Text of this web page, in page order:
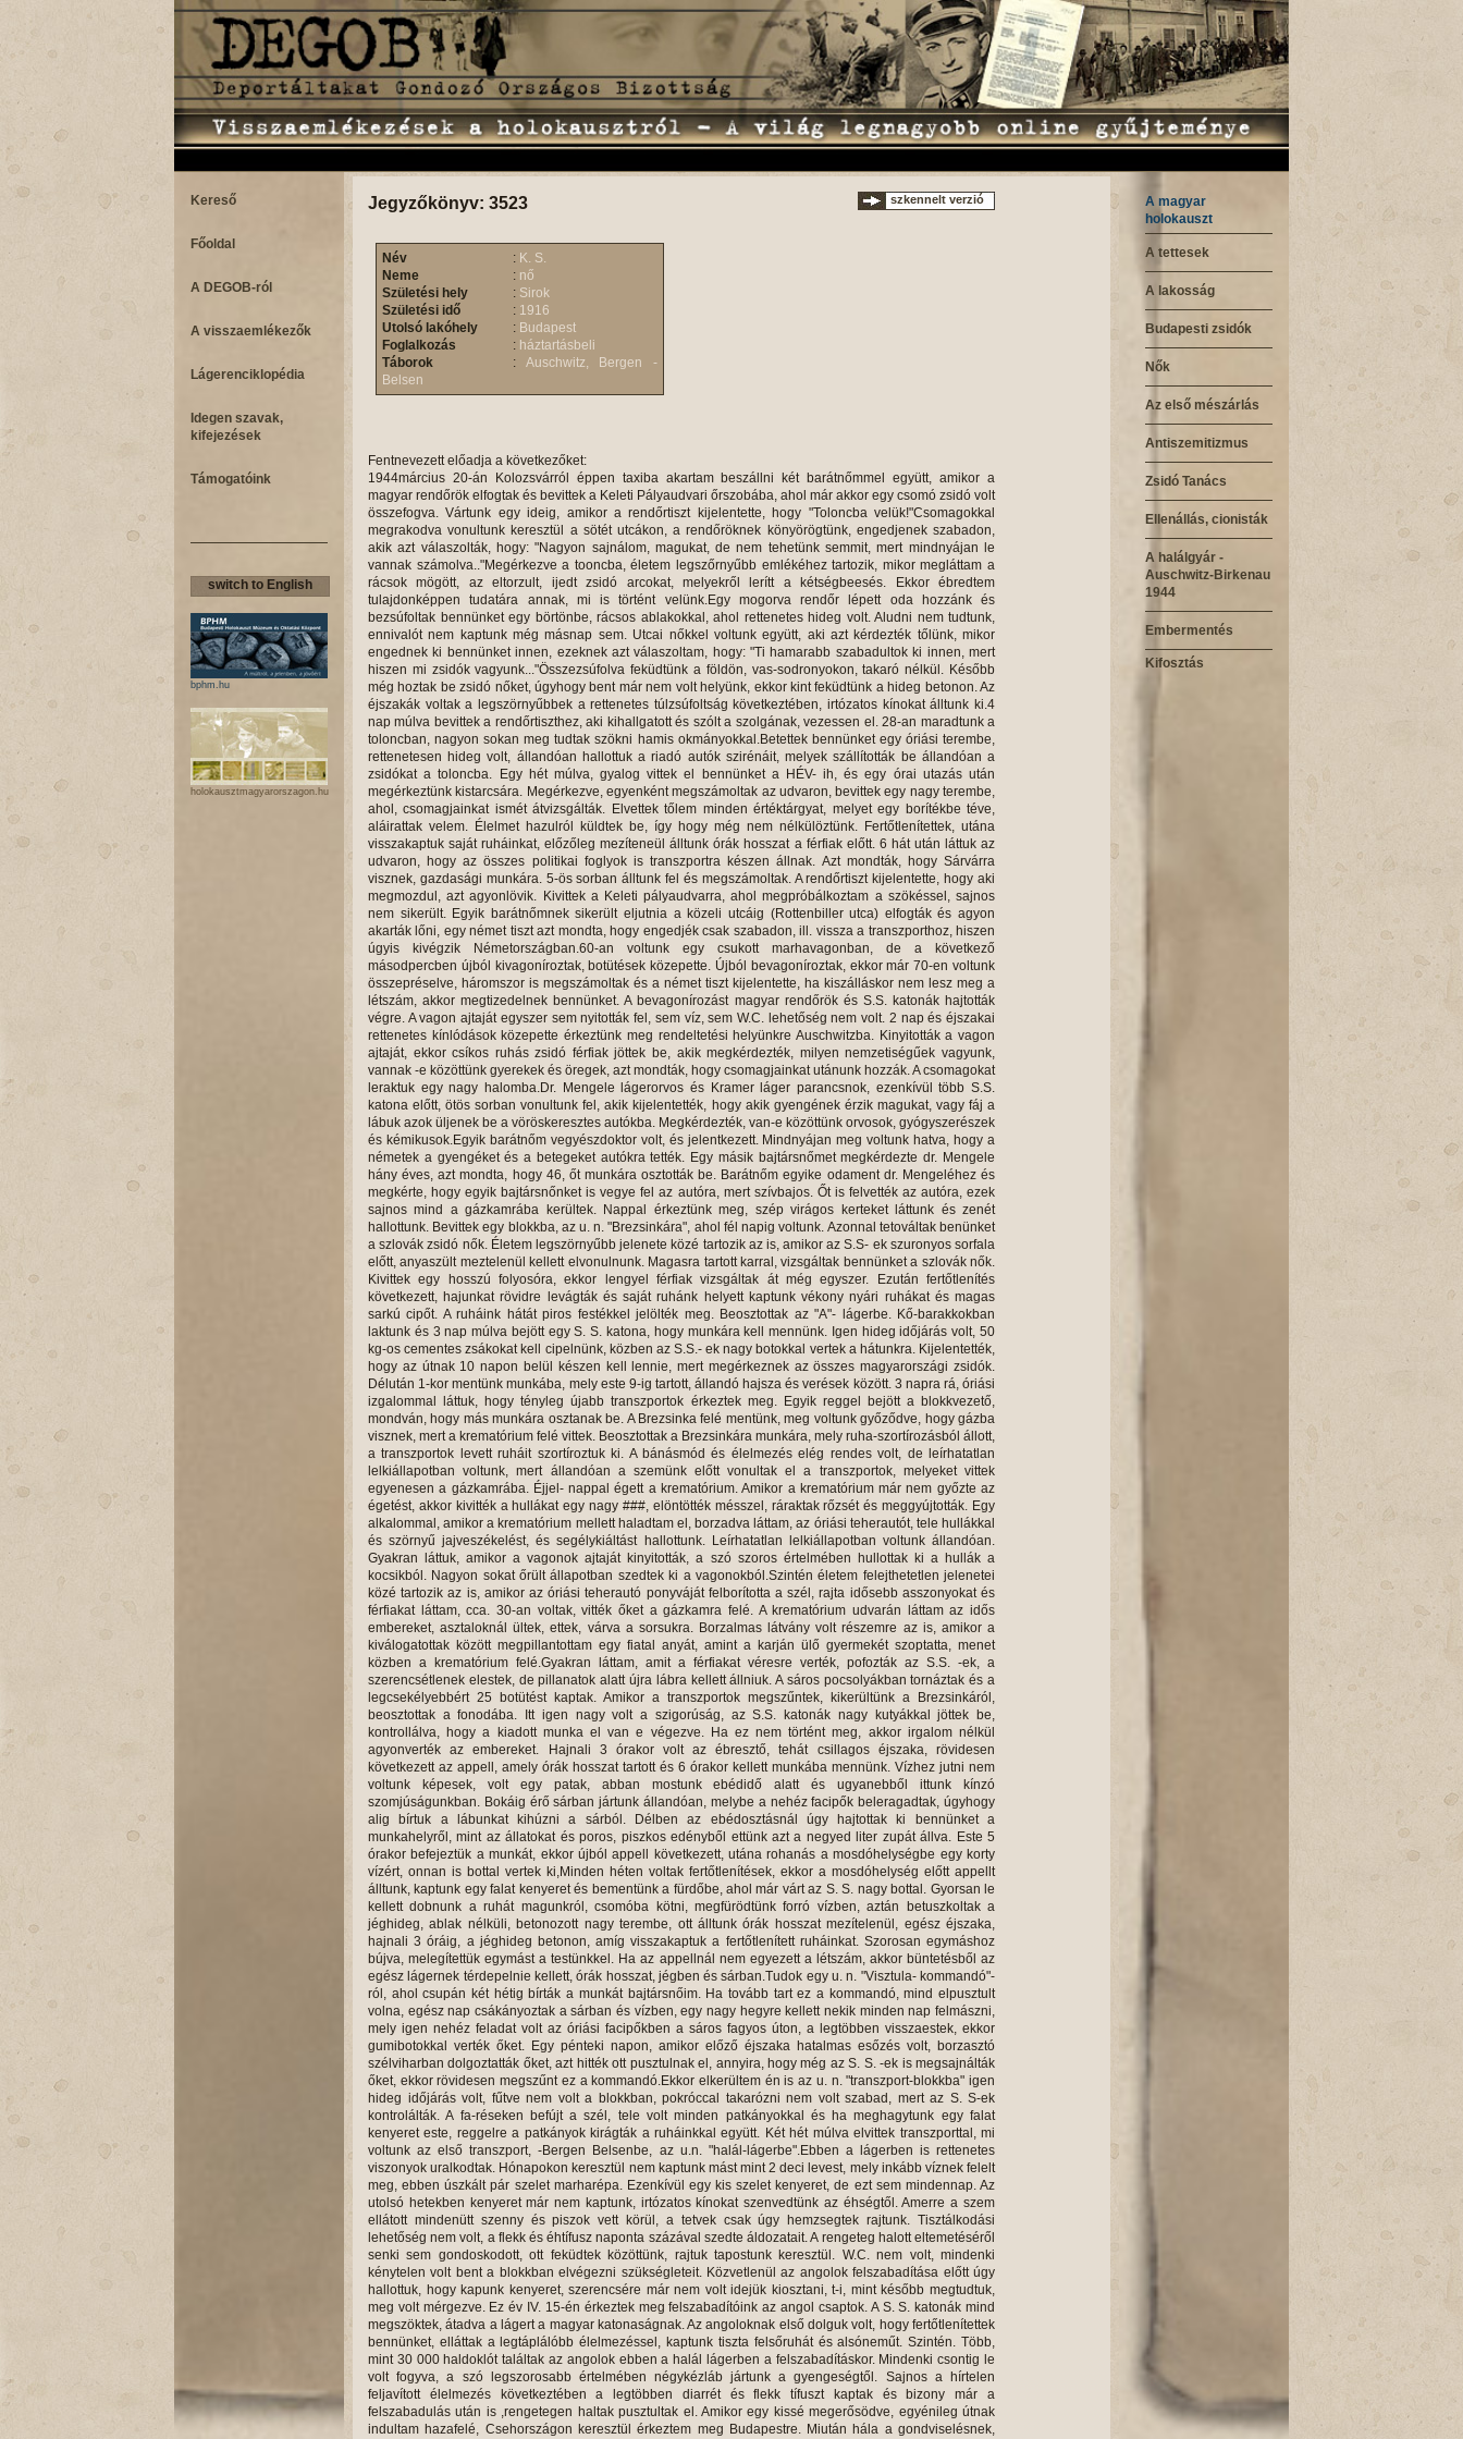
Kereső
Főoldal
A DEGOB-ról
A visszaemlékezők
Lágerenciklopédia
Idegen szavak,
kifejezések
Támogatóink
switch to English
bphm.hu
holokausztmagyarorszagon.hu
Jegyzőkönyv: 3523 szkennelt verzió
Név : K. S.
Neme
: nő
Születési hely
: Sirok
Születési idő
: 1916
Utolsó lakóhely
: Budapest
Foglalkozás
: háztartásbeli
Táborok
: Auschwitz, Bergen -
Belsen
Fentnevezett előadja a következőket:
1944március 20-án Kolozsvárról éppen taxiba akartam beszállni két barátnőmmel együtt, amikor a magyar rendőrök elfogtak és bevittek a Keleti Pályaudvari őrszobába, ahol már akkor egy csomó zsidó volt összefogva. Vártunk egy ideig, amikor a rendőrtiszt kijelentette, hogy "Toloncba velük!"Csomagokkal megrakodva vonultunk keresztül a sötét utcákon, a rendőröknek könyörögtünk, engedjenek szabadon, akik azt válaszolták, hogy: "Nagyon sajnálom, magukat, de nem tehetünk semmit, mert mindnyájan le vannak számolva.."Megérkezve a tooncba, életem legszőrnyűbb emlékéhez tartozik, mikor megláttam a rácsok mögött, az eltorzult, ijedt zsidó arcokat, melyekről lerítt a kétségbeesés. Ekkor ébredtem tulajdonképpen tudatára annak, mi is történt velünk.Egy mogorva rendőr lépett oda hozzánk és bezsúfoltak bennünket egy börtönbe, rácsos ablakokkal, ahol rettenetes hideg volt. Aludni nem tudtunk, ennivalót nem kaptunk még másnap sem. Utcai nőkkel voltunk együtt, aki azt kérdezték tőlünk, mikor engednek ki bennünket innen, ezeknek azt válaszoltam, hogy: "Ti hamarabb szabadultok ki innen, mert hiszen mi zsidók vagyunk..."Összezsúfolva feküdtünk a földön, vas-sodronyokon, takaró nélkül. Később még hoztak be zsidó nőket, úgyhogy bent már nem volt helyünk, ekkor kint feküdtünk a hideg betonon. Az éjszakák voltak a legszörnyűbbek a rettenetes túlzsúfoltság következtében, irtózatos kínokat álltunk ki.4 nap múlva bevittek a rendőrtiszthez, aki kihallgatott és szólt a szolgának, vezessen el. 28-an maradtunk a toloncban, nagyon sokan meg tudtak szökni hamis okmányokkal.Betettek bennünket egy óriási terembe, rettenetesen hideg volt, állandóan hallottuk a riadó autók szirénáit, melyek szállították be állandóan a zsidókat a toloncba. Egy hét múlva, gyalog vittek el bennünket a HÉV- ih, és egy órai utazás után megérkeztünk kistarcsára. Megérkezve, egyenként megszámoltak az udvaron, bevittek egy nagy terembe, ahol, csomagjainkat ismét átvizsgálták. Elvettek tőlem minden értéktárgyat, melyet egy borítékbe téve, aláirattak velem. Élelmet hazulról küldtek be, így hogy még nem nélkülöztünk. Fertőtlenítettek, utána visszakaptuk saját ruháinkat, előzőleg mezíteneül álltunk órák hosszat a férfiak előtt. 6 hát után láttuk az udvaron, hogy az összes politikai foglyok is transzportra készen állnak. Azt mondták, hogy Sárvárra visznek, gazdasági munkára. 5-ös sorban álltunk fel és megszámoltak. A rendőrtiszt kijelentette, hogy aki megmozdul, azt agyonlövik. Kivittek a Keleti pályaudvarra, ahol megpróbálkoztam a szökéssel, sajnos nem sikerült. Egyik barátnőmnek sikerült eljutnia a közeli utcáig (Rottenbiller utca) elfogták és agyon akarták lőni, egy német tiszt azt mondta, hogy engedjék csak szabadon, ill. vissza a transzporthoz, hiszen úgyis kivégzik Németországban.60-an voltunk egy csukott marhavagonban, de a következő másodpercben újból kivagoníroztak, botütések közepette. Újból bevagoníroztak, ekkor már 70-en voltunk összepréselve, háromszor is megszámoltak és a német tiszt kijelentette, ha kiszálláskor nem lesz meg a létszám, akkor megtizedelnek bennünket. A bevagonírozást magyar rendőrök és S.S. katonák hajtották végre. A vagon ajtaját egyszer sem nyitották fel, sem víz, sem W.C. lehetőség nem volt. 2 nap és éjszakai rettenetes kínlódások közepette érkeztünk meg rendeltetési helyünkre Auschwitzba. Kinyitották a vagon ajtaját, ekkor csíkos ruhás zsidó férfiak jöttek be, akik megkérdezték, milyen nemzetiségűek vagyunk, vannak -e közöttünk gyerekek és öregek, azt mondták, hogy csomagjainkat utánunk hozzák. A csomagokat leraktuk egy nagy halomba.Dr. Mengele lágerorvos és Kramer láger parancsnok, ezenkívül több S.S. katona előtt, ötös sorban vonultunk fel, akik kijelentették, hogy akik gyengének érzik magukat, vagy fáj a lábuk azok üljenek be a vöröskeresztes autókba. Megkérdezték, van-e közöttünk orvosok, gyógyszerészek és kémikusok.Egyik barátnőm vegyészdoktor volt, és jelentkezett. Mindnyájan meg voltunk hatva, hogy a németek a gyengéket és a betegeket autókra tették. Egy másik bajtársnőmet megkérdezte dr. Mengele hány éves, azt mondta, hogy 46, őt munkára osztották be. Barátnőm egyike odament dr. Mengeléhez és megkérte, hogy egyik bajtársnőnket is vegye fel az autóra, mert szívbajos. Őt is felvették az autóra, ezek sajnos mind a gázkamrába kerültek. Nappal érkeztünk meg, szép virágos kerteket láttunk és zenét hallottunk. Bevittek egy blokkba, az u. n. "Brezsinkára", ahol fél napig voltunk. Azonnal tetováltak benünket a szlovák zsidó nők. Életem legszörnyűbb jelenete közé tartozik az is, amikor az S.S- ek szuronyos sorfala előtt, anyaszült meztelenül kellett elvonulnunk. Magasra tartott karral, vizsgáltak bennünket a szlovák nők. Kivittek egy hosszú folyosóra, ekkor lengyel férfiak vizsgáltak át még egyszer. Ezután fertőtlenítés következett, hajunkat rövidre levágták és saját ruhánk helyett kaptunk vékony nyári ruhákat és magas sarkú cipőt. A ruháink hátát piros festékkel jelölték meg. Beosztottak az "A"- lágerbe. Kő-barakkokban laktunk és 3 nap múlva bejött egy S. S. katona, hogy munkára kell mennünk. Igen hideg időjárás volt, 50 kg-os cementes zsákokat kell cipelnünk, közben az S.S.- ek nagy botokkal vertek a hátunkra. Kijelentették, hogy az útnak 10 napon belül készen kell lennie, mert megérkeznek az összes magyarországi zsidók. Délután 1-kor mentünk munkába, mely este 9-ig tartott, állandó hajsza és verések között. 3 napra rá, óriási izgalommal láttuk, hogy tényleg újabb transzportok érkeztek meg. Egyik reggel bejött a blokkvezető, mondván, hogy más munkára osztanak be. A Brezsinka felé mentünk, meg voltunk győződve, hogy gázba visznek, mert a krematórium felé vittek. Beosztottak a Brezsinkára munkára, mely ruha-szortírozásból állott, a transzportok levett ruháit szortíroztuk ki. A bánásmód és élelmezés elég rendes volt, de leírhatatlan lelkiállapotban voltunk, mert állandóan a szemünk előtt vonultak el a transzportok, melyeket vittek egyenesen a gázkamrába. Éjjel- nappal égett a krematórium. Amikor a krematórium már nem győzte az égetést, akkor kivitték a hullákat egy nagy ###, elöntötték mésszel, ráraktak rőzsét és meggyújtották. Egy alkalommal, amikor a krematórium mellett haladtam el, borzadva láttam, az óriási teherautót, tele hullákkal és szörnyű jajveszékelést, és segélykiáltást hallottunk. Leírhatatlan lelkiállapotban voltunk állandóan. Gyakran láttuk, amikor a vagonok ajtaját kinyitották, a szó szoros értelmében hullottak ki a hullák a kocsikból. Nagyon sokat őrült állapotban szedtek ki a vagonokból.Szintén életem felejthetetlen jelenetei közé tartozik az is, amikor az óriási teherautó ponyváját felborította a szél, rajta idősebb asszonyokat és férfiakat láttam, cca. 30-an voltak, vitték őket a gázkamra felé. A krematórium udvarán láttam az idős embereket, asztaloknál ültek, ettek, várva a sorsukra. Borzalmas látvány volt részemre az is, amikor a kiválogatottak között megpillantottam egy fiatal anyát, amint a karján ülő gyermekét szoptatta, menet közben a krematórium felé.Gyakran láttam, amit a férfiakat véresre verték, pofozták az S.S. -ek, a szerencsétlenek elestek, de pillanatok alatt újra lábra kellett állniuk. A sáros pocsolyákban tornáztak és a legcsekélyebbért 25 botütést kaptak. Amikor a transzportok megszűntek, kikerültünk a Brezsinkáról, beosztottak a fonodába. Itt igen nagy volt a szigorúság, az S.S. katonák nagy kutyákkal jöttek be, kontrollálva, hogy a kiadott munka el van e végezve. Ha ez nem történt meg, akkor irgalom nélkül agyonverték az embereket. Hajnali 3 órakor volt az ébresztő, tehát csillagos éjszaka, rövidesen következett az appell, amely órák hosszat tartott és 6 órakor kellett munkába mennünk. Vízhez jutni nem voltunk képesek, volt egy patak, abban mostunk ebédidő alatt és ugyanebből ittunk kínzó szomjúságunkban. Bokáig érő sárban jártunk állandóan, melybe a nehéz facipők beleragadtak, úgyhogy alig bírtuk a lábunkat kihúzni a sárból. Délben az ebédosztásnál úgy hajtottak ki bennünket a munkahelyről, mint az állatokat és poros, piszkos edényből ettünk azt a negyed liter zupát állva. Este 5 órakor befejeztük a munkát, ekkor újból appell következett, utána rohanás a mosdóhelységbe egy korty vízért, onnan is bottal vertek ki,Minden héten voltak fertőtlenítések, ekkor a mosdóhelység előtt appellt álltunk, kaptunk egy falat kenyeret és bementünk a fürdőbe, ahol már várt az S. S. nagy bottal. Gyorsan le kellett dobnunk a ruhát magunkról, csomóba kötni, megfürödtünk forró vízben, aztán betuszkoltak a jéghideg, ablak nélküli, betonozott nagy terembe, ott álltunk órák hosszat mezítelenül, egész éjszaka, hajnali 3 óráig, a jéghideg betonon, amíg visszakaptuk a fertőtlenített ruháinkat. Szorosan egymáshoz bújva, melegítettük egymást a testünkkel. Ha az appellnál nem egyezett a létszám, akkor büntetésből az egész lágernek térdepelnie kellett, órák hosszat, jégben és sárban.Tudok egy u. n. "Visztula- kommandó"-ról, ahol csupán két hétig bírták a munkát bajtársnőim. Ha tovább tart ez a kommandó, mind elpusztult volna, egész nap csákányoztak a sárban és vízben, egy nagy hegyre kellett nekik minden nap felmászni, mely igen nehéz feladat volt az óriási facipőkben a sáros fagyos úton, a legtöbben visszaestek, ekkor gumibotokkal verték őket. Egy pénteki napon, amikor előző éjszaka hatalmas esőzés volt, borzasztó szélviharban dolgoztatták őket, azt hitték ott pusztulnak el, annyira, hogy még az S. S. -ek is megsajnálták őket, ekkor rövidesen megszűnt ez a kommandó.Ekkor elkerültem én is az u. n. "transzport-blokkba" igen hideg időjárás volt, fűtve nem volt a blokkban, pokróccal takarózni nem volt szabad, mert az S. S-ek kontrolálták. A fa-réseken befújt a szél, tele volt minden patkányokkal és ha meghagytunk egy falat kenyeret este, reggelre a patkányok kirágták a ruháinkkal együtt. Két hét múlva elvittek transzporttal, mi voltunk az első transzport, -Bergen Belsenbe, az u.n. "halál-lágerbe".Ebben a lágerben is rettenetes viszonyok uralkodtak. Hónapokon keresztül nem kaptunk mást mint 2 deci levest, mely inkább víznek felelt meg, ebben
A magyar
holokauszt
A tettesek
A lakosság
Budapesti zsidók
Nők
Az első mészárlás
Antiszemitizmus
Zsidó Tanács
Ellenállás, cionisták
A halálgyár -
Auschwitz-Birkenau
1944
Embermentés
Kifosztás